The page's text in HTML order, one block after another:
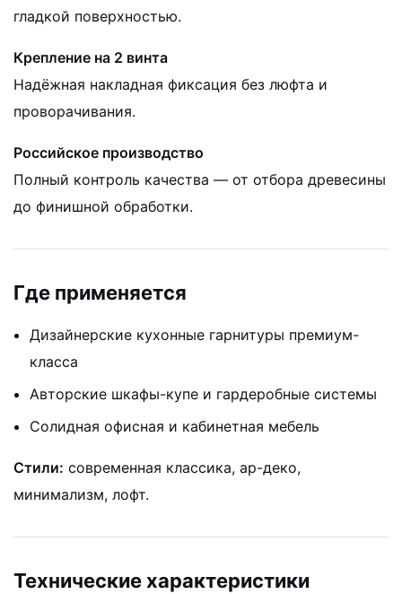
гладкой поверхностью.
Крепление на 2 винта
Надёжная накладная фиксация без люфта и
проворачивания.
Российское производство
Полный контроль качества — от отбора древесины
до финишной обработки.
Где применяется
Дизайнерские кухонные гарнитуры премиум-
класса
Авторские шкафы-купе и гардеробные системы
Солидная офисная и кабинетная мебель
Стили: современная классика, ар-деко,
минимализм, лофт.
Технические характеристики